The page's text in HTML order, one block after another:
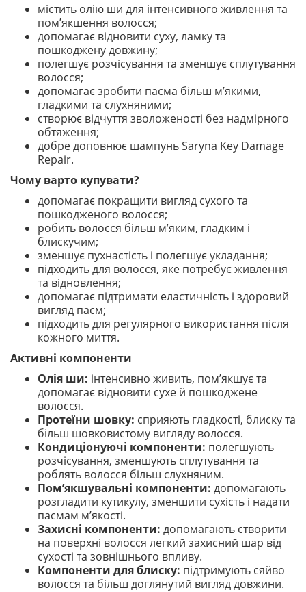
містить олію ши для інтенсивного живлення та
пом’якшення волосся;
допомагає відновити суху, ламку та
пошкоджену довжину;
полегшує розчісування та зменшує сплутування
волосся;
допомагає зробити пасма більш м’якими,
гладкими та слухняними;
створює відчуття зволоженості без надмірного
обтяження;
добре доповнює шампунь Saryna Key Damage
Repair.
Чому варто купувати?
допомагає покращити вигляд сухого та
пошкодженого волосся;
робить волосся більш м’яким, гладким і
блискучим;
зменшує пухнастість і полегшує укладання;
підходить для волосся, яке потребує живлення
та відновлення;
допомагає підтримати еластичність і здоровий
вигляд пасм;
підходить для регулярного використання після
кожного миття.
Активні компоненти
Олія ши: інтенсивно живить, пом’якшує та
допомагає відновити сухе й пошкоджене
волосся.
Протеїни шовку: сприяють гладкості, блиску та
більш шовковистому вигляду волосся.
Кондиціонуючі компоненти: полегшують
розчісування, зменшують сплутування та
роблять волосся більш слухняним.
Пом’якшувальні компоненти: допомагають
розгладити кутикулу, зменшити сухість і надати
пасмам м’якості.
Захисні компоненти: допомагають створити
на поверхні волосся легкий захисний шар від
сухості та зовнішнього впливу.
Компоненти для блиску: підтримують сяйво
волосся та більш доглянутий вигляд довжини.